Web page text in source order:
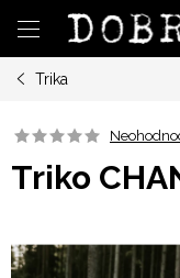
obsah
Trika
Triko